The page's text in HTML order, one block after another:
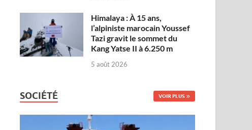
Himalaya : À 15 ans,
l’alpiniste marocain Youssef
Tazi gravit le sommet du
Kang Yatse II à 6.250 m
5 août 2026
SOCIÉTÉ VOIR PLUS